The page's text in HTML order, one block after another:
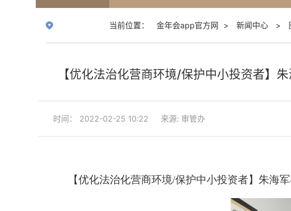
当前位置： 金年会app官方网 > 新闻中心 >
【优化法治化营商环境/保护中小投资者】
时间： 2022-02-25 10:22 来源: 审管办
【优化法治化营商环境/保护中小投资者】朱海